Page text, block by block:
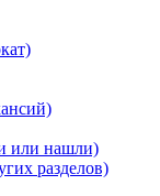
или нашли)
разделов)